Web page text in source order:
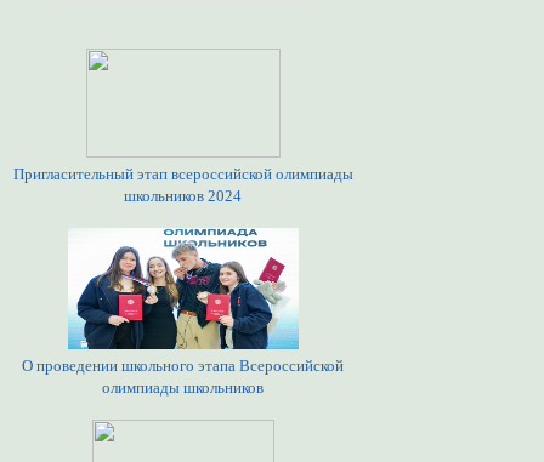
Пригласительный этап всероссийской олимпиады
школьников 2024
О проведении школьного этапа Всероссийской
олимпиады школьников